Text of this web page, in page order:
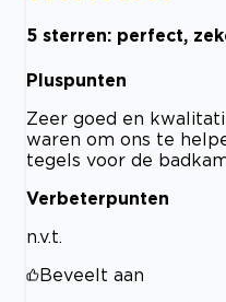
5 sterren: perfect,
Pluspunten
Zeer goed en
waren om ons te
tegels voor de
Verbeterpunten
n.v.t.
Beveelt aan